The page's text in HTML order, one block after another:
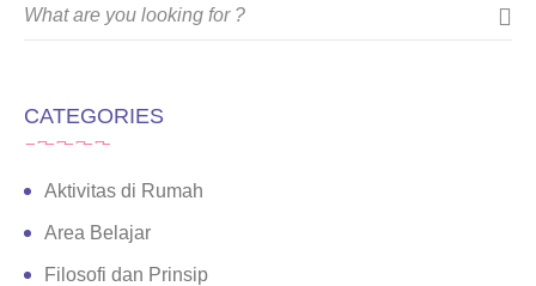
CATEGORIES
Aktivitas di Rumah
Area Belajar
Filosofi dan Prinsip